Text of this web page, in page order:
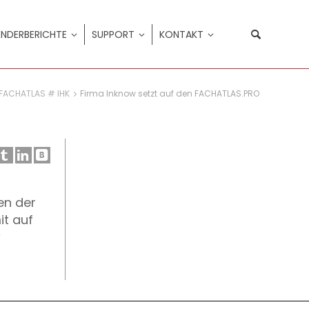
SUPPORT KONTAKT
FACHATLAS # IHK Firma Inknow setzt auf den FACHATLAS.PRO
der
auf